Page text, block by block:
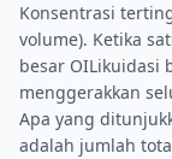
Konsentrasi
volume). Ketika
besar OILikuidasi
menggerakkan
Apa yang
adalah jumlah